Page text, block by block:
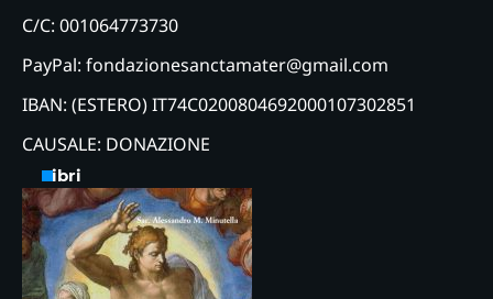
C/C: 001064773730
PayPal: fondazionesanctamater@gmail.com
IBAN: (ESTERO) IT74C0200804692000107302851
CAUSALE: DONAZIONE
Libri